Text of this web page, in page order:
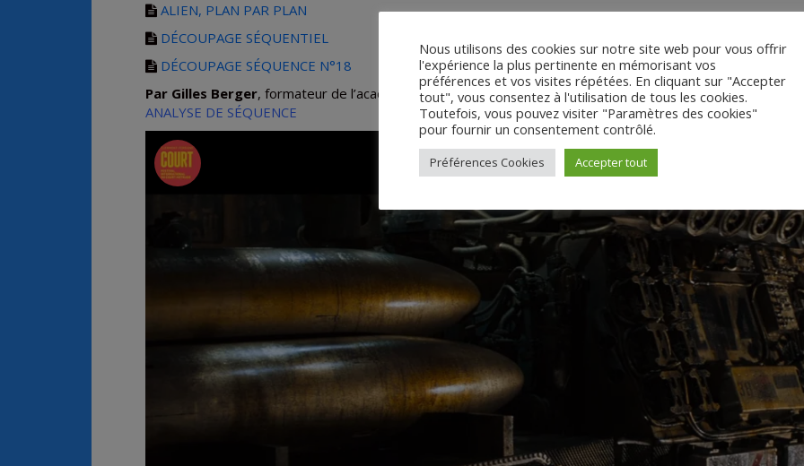
ALIEN, PLAN PAR PLAN
DÉCOUPAGE SÉQUENTIEL
DÉCOUPAGE SÉQUENCE N°18
Par Gilles Berger, formateur de l’académie de Clermont-Ferrand
ANALYSE DE SÉQUENCE
Nous utilisons des cookies sur notre site web pour vous offrir
l'expérience la plus pertinente en mémorisant vos
préférences et vos visites répétées. En cliquant sur "Accepter
tout", vous consentez à l'utilisation de tous les cookies.
Toutefois, vous pouvez visiter "Paramètres des cookies"
pour fournir un consentement contrôlé.
Préférences Cookies Accepter tout